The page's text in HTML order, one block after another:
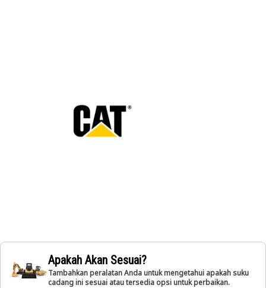
Apakah Akan Sesuai?
Tambahkan peralatan Anda untuk mengetahui apakah suku
cadang ini sesuai atau tersedia opsi untuk perbaikan.